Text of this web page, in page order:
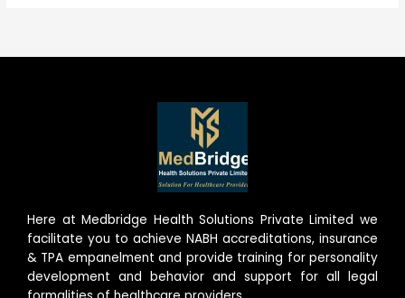
Here at Medbridge Health Solutions Private Limited we
facilitate you to achieve NABH accreditations, insurance
& TPA empanelment and provide training for personality
development and behavior and support for all legal